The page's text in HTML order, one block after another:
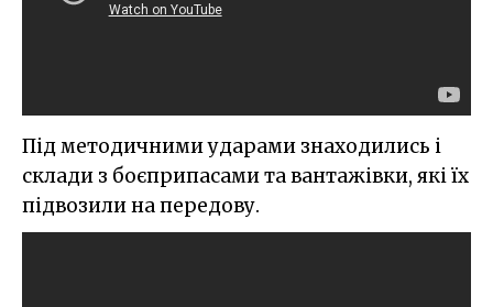
Під методичними ударами знаходились і
склади з боєприпасами та вантажівки, які їх
підвозили на передову.